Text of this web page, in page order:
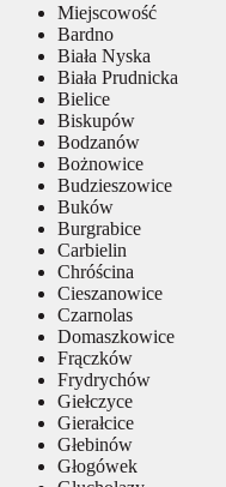
Miejscowość
Bardno
Biała Nyska
Biała Prudnicka
Bielice
Biskupów
Bodzanów
Bożnowice
Budzieszowice
Buków
Burgrabice
Carbielin
Chróścina
Cieszanowice
Czarnolas
Domaszkowice
Frączków
Frydrychów
Giełczyce
Gierałcice
Głebinów
Głogówek